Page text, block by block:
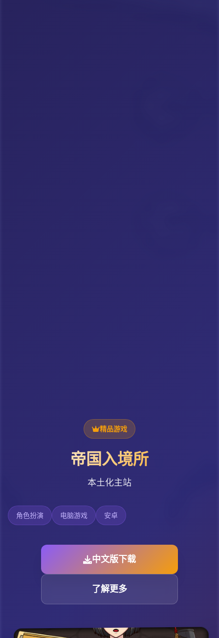
精品游戏
帝国入境所
本土化主站
角色扮演 电脑游戏 安卓
中文版下载
了解更多